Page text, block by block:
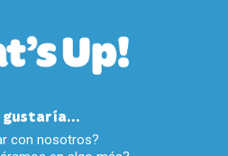
gustaría...
con nosotros?